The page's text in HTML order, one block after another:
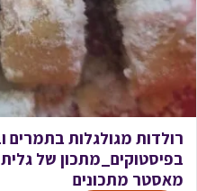
רולדות מגולגלות בתמרים
בפיסטוקים_מתכון של
מאסטר מתכונים